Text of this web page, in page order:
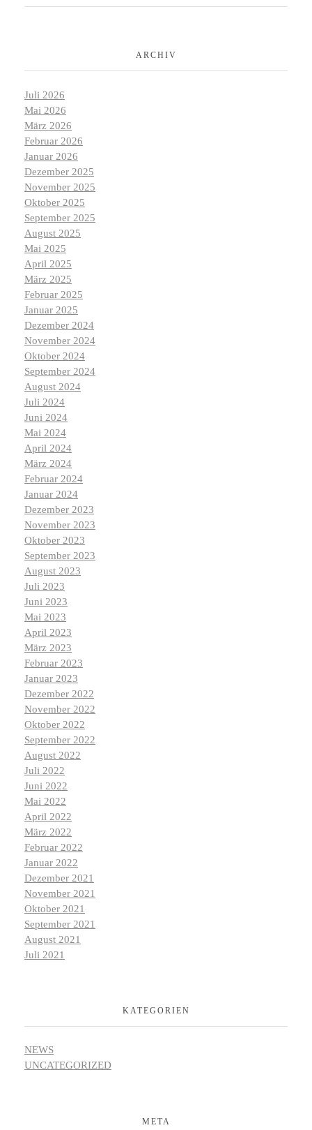
ARCHIV
Juli 2026
Mai 2026
März 2026
Februar 2026
Januar 2026
Dezember 2025
November 2025
Oktober 2025
September 2025
August 2025
Mai 2025
April 2025
März 2025
Februar 2025
Januar 2025
Dezember 2024
November 2024
Oktober 2024
September 2024
August 2024
Juli 2024
Juni 2024
Mai 2024
April 2024
März 2024
Februar 2024
Januar 2024
Dezember 2023
November 2023
Oktober 2023
September 2023
August 2023
Juli 2023
Juni 2023
Mai 2023
April 2023
März 2023
Februar 2023
Januar 2023
Dezember 2022
November 2022
Oktober 2022
September 2022
August 2022
Juli 2022
Juni 2022
Mai 2022
April 2022
März 2022
Februar 2022
Januar 2022
Dezember 2021
November 2021
Oktober 2021
September 2021
August 2021
Juli 2021
KATEGORIEN
NEWS
UNCATEGORIZED
META